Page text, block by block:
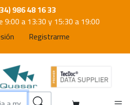
986 48 16 33
9:00 a 13:30 y 15:30 a 19:00
Registrarme